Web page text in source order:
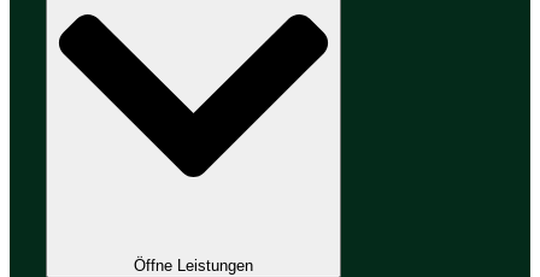
Öffne Leistungen